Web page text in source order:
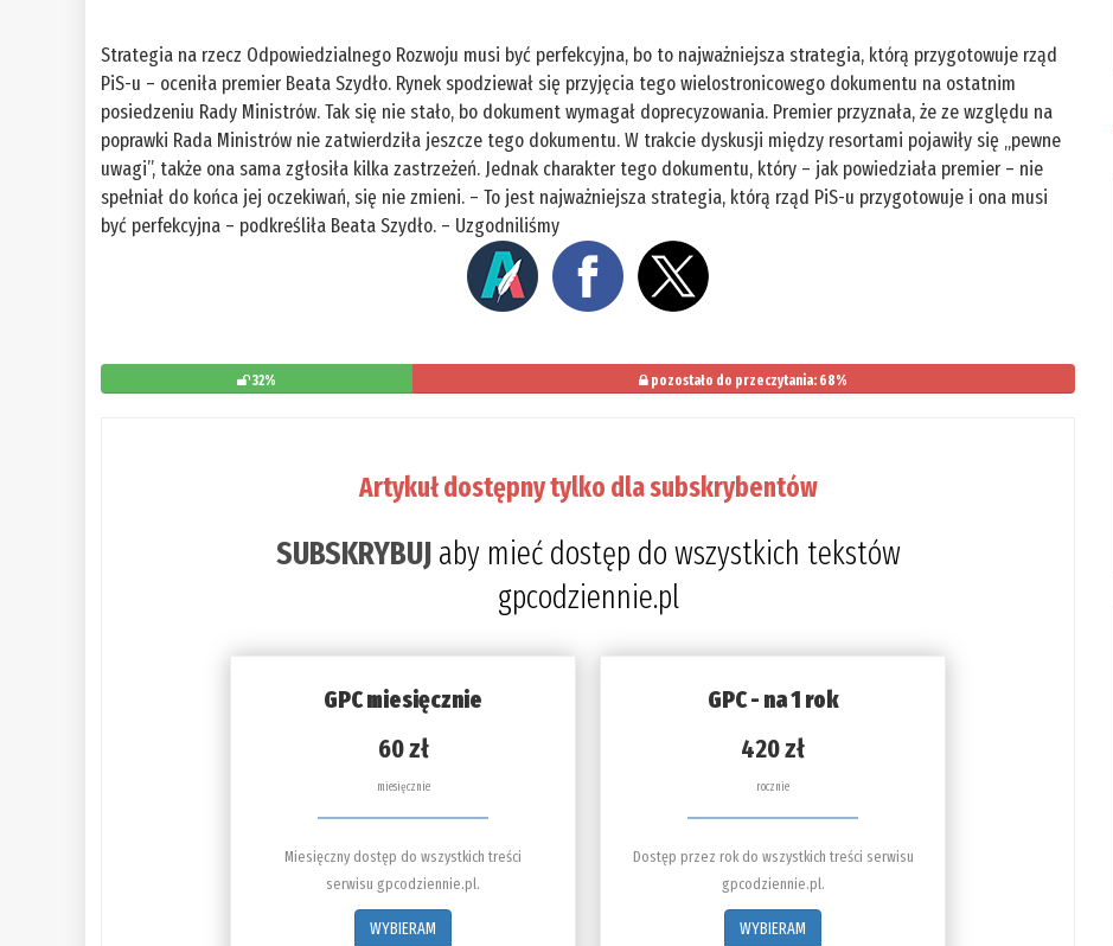
Strategia na rzecz Odpowiedzialnego Rozwoju musi być perfekcyjna, bo to najważniejsza strategia, którą przygotowuje rząd
PiS-u – oceniła premier Beata Szydło. Rynek spodziewał się przyjęcia tego wielostronicowego dokumentu na ostatnim
posiedzeniu Rady Ministrów. Tak się nie stało, bo dokument wymagał doprecyzowania. Premier przyznała, że ze względu na
poprawki Rada Ministrów nie zatwierdziła jeszcze tego dokumentu. W trakcie dyskusji między resortami pojawiły się „pewne
uwagi”, także ona sama zgłosiła kilka zastrzeżeń. Jednak charakter tego dokumentu, który – jak powiedziała premier – nie
spełniał do końca jej oczekiwań, się nie zmieni. – To jest najważniejsza strategia, którą rząd PiS-u przygotowuje i ona musi
być perfekcyjna – podkreśliła Beata Szydło. – Uzgodniliśmy
32% pozostało do przeczytania: 68%
Artykuł dostępny tylko dla subskrybentów
SUBSKRYBUJaby mieć dostęp do wszystkich tekstów
gpcodziennie.pl
GPC miesięcznie
60 zł
miesięcznie
Miesięczny dostęp do wszystkich treści
serwisu gpcodziennie.pl.
WYBIERAM
GPC - na 1 rok
420 zł
rocznie
Dostęp przez rok do wszystkich treści serwisu
gpcodziennie.pl.
WYBIERAM